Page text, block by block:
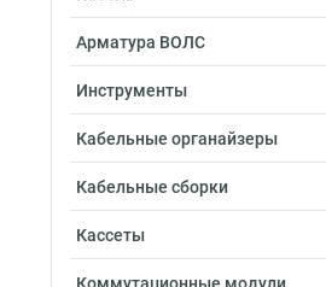
Арматура ВОЛС
Инструменты
Кабельные органайзеры
Кабельные сборки
Кассеты